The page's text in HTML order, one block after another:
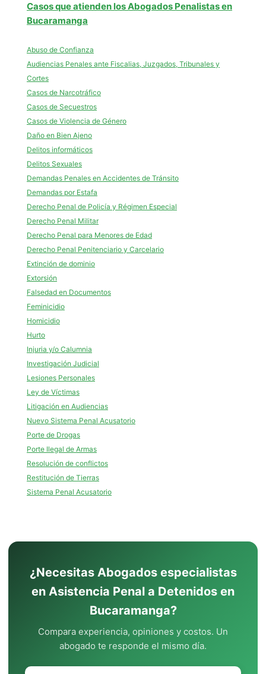
Casos que atienden los Abogados Penalistas en
Bucaramanga
Abuso de Confianza
Audiencias Penales ante Fiscalias, Juzgados, Tribunales y
Cortes
Casos de Narcotráfico
Casos de Secuestros
Casos de Violencia de Género
Daño en Bien Ajeno
Delitos informáticos
Delitos Sexuales
Demandas Penales en Accidentes de Tránsito
Demandas por Estafa
Derecho Penal de Policía y Régimen Especial
Derecho Penal Militar
Derecho Penal para Menores de Edad
Derecho Penal Penitenciario y Carcelario
Extinción de dominio
Extorsión
Falsedad en Documentos
Feminicidio
Homicidio
Hurto
Injuria y/o Calumnia
Investigación Judicial
Lesiones Personales
Ley de Víctimas
Litigación en Audiencias
Nuevo Sistema Penal Acusatorio
Porte de Drogas
Porte Ilegal de Armas
Resolución de conflictos
Restitución de Tierras
Sistema Penal Acusatorio
¿Necesitas Abogados especialistas
en Asistencia Penal a Detenidos en
Bucaramanga?
Compara experiencia, opiniones y costos. Un
abogado te responde el mismo día.